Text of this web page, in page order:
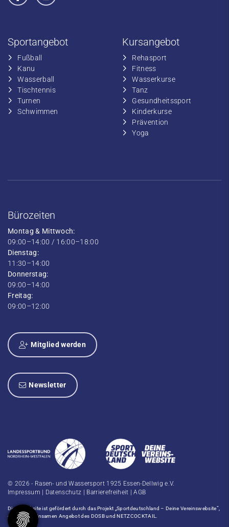
Sportangebot
Fußball
​Kanu
​Wasserball
​Tischtennis
​​Turnen
​​Schwimmen
Kursangebot
​Rehasport
​​Fitness
​​Wasserkurse
​​Tanz
​Gesundheitssport
​Kinderkurse
Prävention
Yoga
Bürozeiten
Montag & Mittwoch:
09:00–14:00 / 16:00–18:00
Dienstag:
11:30–14:00
Donnerstag:
09:00–14:00
Freitag:
09:00–12:00
Mitglied werden
Newsletter
© 2026 - Rasen- und Wassersport 1925 Essen-Dellwig e.V.
Impressum | Datenschutz | Barrierefreiheit |AGB
Diese Website ist gefördert durch das Projekt „Sportdeutschland – Deine Vereinswebsite”,
einem gemeinsamen Angebot des DOSB und NETZCOCKTAIL.